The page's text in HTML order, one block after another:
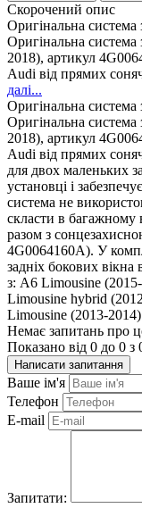
Скорочений опис
Оригінальна
Оригінальна
2018), артикул
Audi від прямих
далі...
Оригінальна
Оригінальна
2018), артикул
Audi від прямих
для двох маленьких
установці і
система не
скласти в багажному
разом з
4G0064160A). У
задніх бокових вікна
з: A6 Limousine
Limousine hybrid
Limousine (2013-2014)
Немає запитань про
Показано від 0 до 0 з
Написати запитання
Ваше ім'я
Телефон
E-mail
Запитати: